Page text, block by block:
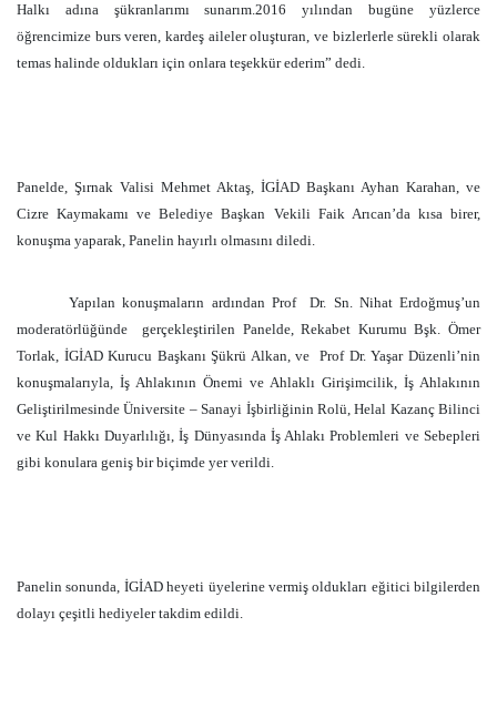
Halkı adına şükranlarımı sunarım.2016 yılından bugüne yüzlerce
öğrencimize burs veren, kardeş aileler oluşturan, ve bizlerlerle sürekli olarak
temas halinde oldukları için onlara teşekkür ederim” dedi.
Panelde, Şırnak Valisi Mehmet Aktaş, İGİAD Başkanı Ayhan Karahan, ve
Cizre Kaymakamı ve Belediye Başkan Vekili Faik Arıcan’da kısa birer,
konuşma yaparak, Panelin hayırlı olmasını diledi.
Yapılan konuşmaların ardından Prof
Dr. Sn. Nihat Erdoğmuş’un
moderatörlüğünde
gerçekleştirilen Panelde, Rekabet Kurumu Bşk. Ömer
Torlak, İGİAD Kurucu Başkanı Şükrü Alkan, ve
Prof Dr. Yaşar Düzenli’nin
konuşmalarıyla, İş Ahlakının Önemi ve Ahlaklı Girişimcilik, İş Ahlakının
Geliştirilmesinde Üniversite – Sanayi İşbirliğinin Rolü, Helal Kazanç Bilinci
ve Kul Hakkı Duyarlılığı, İş Dünyasında İş Ahlakı Problemleri ve Sebepleri
gibi konulara geniş bir biçimde yer verildi.
Panelin sonunda, İGİAD heyeti üyelerine vermiş oldukları eğitici bilgilerden
dolayı çeşitli hediyeler takdim edildi.